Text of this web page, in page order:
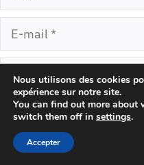
Site
webNous utilisons des cookies
expérience sur notre site.
You can find out more about
switch them off in settings.
Accepter